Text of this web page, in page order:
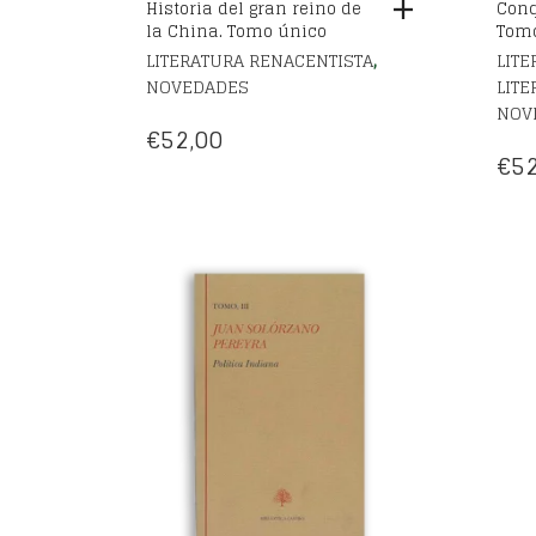
€52,00
€
Política Indiana. Tomo III
LITERATURA DEL SIGLO DE ORO